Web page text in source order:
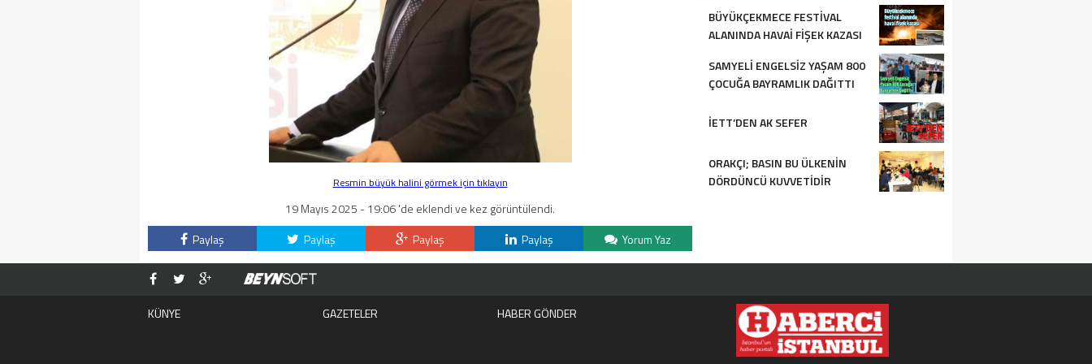
Resmin büyük halini görmek için tıklayın
19 Mayıs 2025 - 19:06 'de eklendi ve kez görüntülendi.
Paylaş
Paylaş Paylaş Paylaş Yorum Yaz
BÜYÜKÇEKMECE FESTIVAL
ALANINDA HAVAI FIŞEK KAZASI
SAMYELI ENGELSIZ YAŞAM 800
ÇOCUĞA BAYRAMLIK DAĞITTI
İETT’DEN AK SEFER
ORAKÇI; BASIN BU ÜLKENIN
DÖRDÜNCÜ KUVVETIDIR
KÜNYE GAZETELER HABER GÖNDER